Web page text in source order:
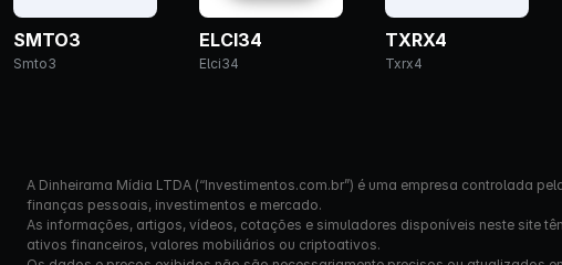
SMTO3
Smto3
ELCI34
Elci34
TXRX4
Txrx4
A Dinheirama Mídia LTDA (“Investimentos.com.br”) é uma empresa controlada
finanças pessoais, investimentos e mercado.
As informações, artigos, vídeos, cotações e simuladores disponíveis neste site
ativos financeiros, valores mobiliários ou criptoativos.